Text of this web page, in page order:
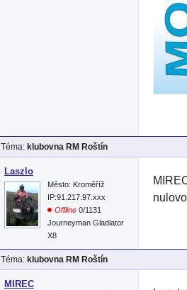
Téma: klubovna RM Roštín
Laszlo
Město: Kroměříž
IP:91.217.97.xxx
Offline 0/1131
Journeyman Gladiator
X8
Téma: klubovna RM Roštín
MIREC